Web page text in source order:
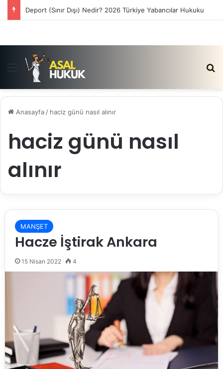
Deport (Sınır Dışı) Nedir? 2026 Türkiye Yabancılar Hukuku
Menü
Anasayfa / haciz günü nasıl alınır
haciz günü nasıl
alınır
MANŞET
Hacze İştirak Ankara
15 Nisan 2022 4